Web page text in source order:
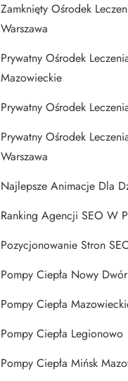
Zamknięty Ośrodek
Warszawa
Prywatny Ośrodek
Mazowieckie
Prywatny Ośrodek
Prywatny Ośrodek
Warszawa
Najlepsze Animacje Dla
Ranking Agencji SEO W
Pozycjonowanie Stron
Pompy Ciepła Nowy
Pompy Ciepła
Pompy Ciepła Legionowo
Pompy Ciepła Mińsk